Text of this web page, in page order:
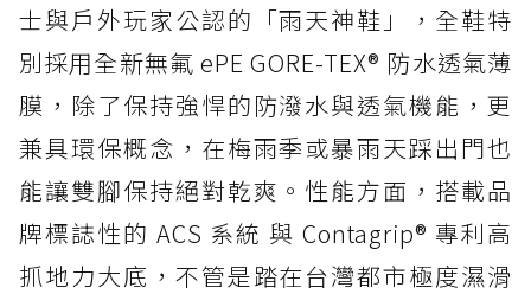
士與戶外玩家公認的「雨天神鞋」，全鞋特
別採用全新無氟 ePE GORE-TEX® 防水透氣薄
膜，除了保持強悍的防潑水與透氣機能，更
兼具環保概念，在梅雨季或暴雨天踩出門也
能讓雙腳保持絕對乾爽。性能方面，搭載品
牌標誌性的 ACS 系統 與 Contagrip® 專利高
抓地力大底，不管是踏在台灣都市極度濕滑